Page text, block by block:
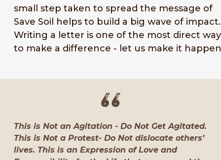
small step taken to spread the message of
Save Soil helps to build a big wave of impact.
Writing a letter is one of the most direct
to make a difference - let us make it
This is Not an Agitation - Do Not Get Agitated.
This is Not a Protest- Do Not dislocate others’
lives. This is an Expression of Love and